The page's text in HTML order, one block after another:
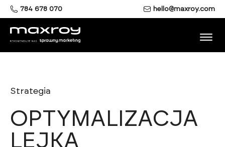
784 678 070 hello@maxroy.com
Strategia
OPTYMALIZACJA
LEJKA